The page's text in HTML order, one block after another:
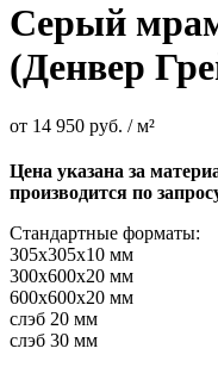
Серый
(Денвер
от 14 950 руб. / м²
Цена указана за
производится по
Стандартные форматы:
305х305х10 мм
300х600х20 мм
600х600х20 мм
слэб 20 мм
слэб 30 мм